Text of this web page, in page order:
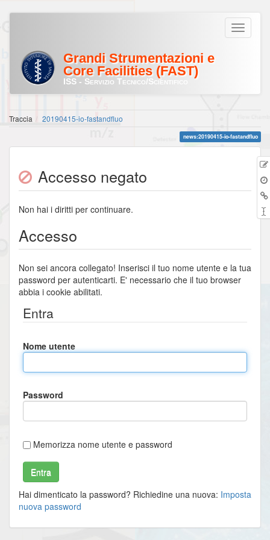
Grandi Strumentazioni e
Core Facilities (FAST)
ISS - Servizio Tecnico/Scientifico
Traccia 20190415-io-fastandfluo
news:20190415-io-fastandfluo
Accesso negato
Non hai i diritti per continuare.
Accesso
Non sei ancora collegato! Inserisci il tuo nome utente e la tua
password per autenticarti. E' necessario che il tuo browser
abbia i cookie abilitati.
Entra
Nome utente
Password
Memorizza nome utente e password
Entra
Hai dimenticato la password? Richiedine una nuova: Imposta
nuova password